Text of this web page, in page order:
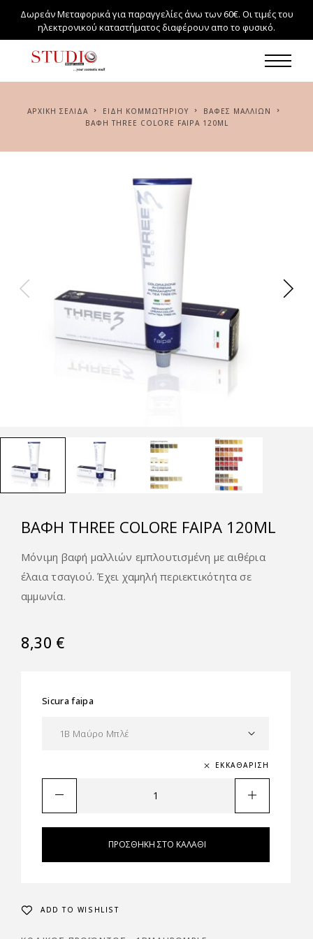
Δωρεάν Μεταφορικά για παραγγελίες άνω των 60€. Οι τιμές του
ηλεκτρονικού καταστήματος διαφέρουν απο το φυσικό.
ΑΡΧΙΚΉ ΣΕΛΊΔΑ ΕΙΔΗ ΚΟΜΜΩΤΗΡΙΟΥ
ΒΑΦΈΣ ΜΑΛΛΙΏΝ
ΒΑΦΉ THREE COLORE FAIPA 120ML
ΒΑΦΉ THREE COLORE FAIPA 120ML
Μόνιμη βαφή μαλλιών εμπλουτισμένη με αιθέρια
έλαια τσαγιού. Έχει χαμηλή περιεκτικότητα σε
αμμωνία.
8,30 €
Sicura faipa
ΕΚΚΑΘΆΡΙΣΗ
ΠΡΟΣΘΉΚΗ ΣΤΟ ΚΑΛΆΘΙ
ADD TO WISHLIST